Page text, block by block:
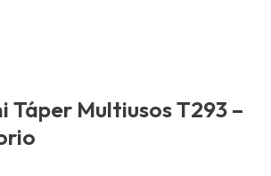
Táper Multiusos T293 –